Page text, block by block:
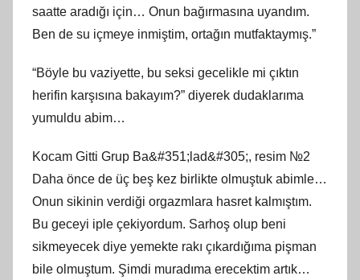
saatte aradığı için… Onun bağırmasına uyandım.
Ben de su içmeye inmiştim, ortağın mutfaktaymış.”
“Böyle bu vaziyette, bu seksi gecelikle mi çıktın
herifin karşısına bakayım?” diyerek dudaklarıma
yumuldu abim…
Kocam Gitti Grup Ba&#351;lad&#305;, resim №2
Daha önce de üç beş kez birlikte olmuştuk abimle…
Onun sikinin verdiği orgazmlara hasret kalmıştım.
Bu geceyi iple çekiyordum. Sarhoş olup beni
sikmeyecek diye yemekte rakı çıkardığıma pişman
bile olmuştum. Şimdi muradıma erecektim artık…